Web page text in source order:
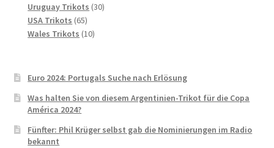
Uruguay Trikots 3030
USA Trikots 6565
Produkte
Wales Trikots 1010
Euro 2024: Portugals Suche nach Erlösung
Was halten Sie von diesem Argentinien-Trikot für die Copa
América 2024?
Fünfter: Phil Krüger selbst gab die Nominierungen im Radio
bekannt